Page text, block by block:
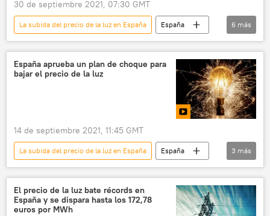
30 de septiembre 2021, 07:30 GMT
La subida del precio de la luz en España
España
💬 Opinión y Análisis
gas licuado
📈 Mercados y finanzas
Teresa Ribera
energía
gas natural licuado (GNL)
6 más
España aprueba un plan de choque para
bajar el precio de la luz
14 de septiembre 2021, 11:45 GMT
La subida del precio de la luz en España
España
Gobierno de España
Consejo de Ministros de España
Isabel Rodríguez
3 más
El precio de la luz bate récords en
España y se dispara hasta los 172,78
euros por MWh